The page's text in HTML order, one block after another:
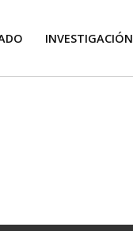
INVESTIGACIÓN